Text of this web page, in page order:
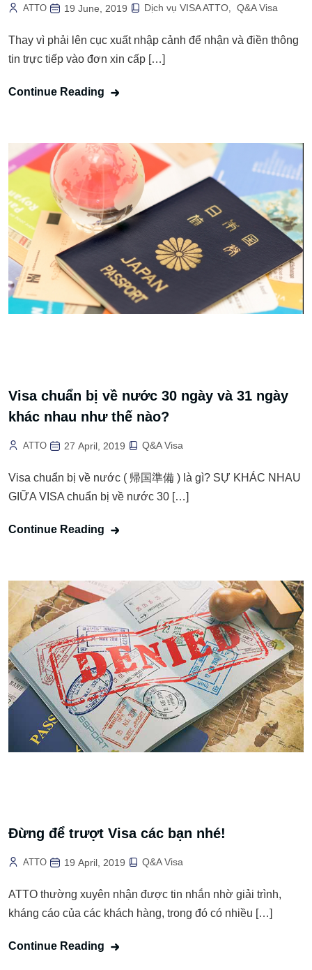
ATTO 19 June, 2019 Dịch vụ VISA ATTO, Q&A Visa
Thay vì phải lên cục xuất nhập cảnh để nhận và điền thông
tin trực tiếp vào đơn xin cấp […]
Continue Reading
Visa chuẩn bị về nước 30 ngày và 31 ngày
khác nhau như thế nào?
ATTO 27 April, 2019 Q&A Visa
Visa chuẩn bị về nước ( 帰国準備 ) là gì? SỰ KHÁC NHAU
GIỮA VISA chuẩn bị về nước 30 […]
Continue Reading
Đừng để trượt Visa các bạn nhé!
ATTO 19 April, 2019 Q&A Visa
ATTO thường xuyên nhận được tin nhắn nhờ giải trình,
kháng cáo của các khách hàng, trong đó có nhiều […]
Continue Reading